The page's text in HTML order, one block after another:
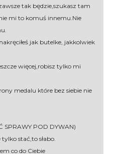
tak będzie,szukasz tam
mi to komuś innemu.Nie
jak butelke, jakkolwiek
więcej,robisz tylko mi
medalu które bez siebie nie
SPRAWY POD DYWAN)
stać,to słabo.
co do Ciebie